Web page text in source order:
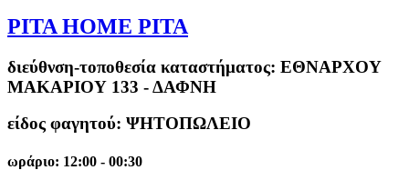
PITA HOME PITA
διεύθνση-τοποθεσία καταστήματος: ΕΘΝΑΡΧΟΥ
ΜΑΚΑΡΙΟΥ 133 - ΔΑΦΝΗ
είδος φαγητού: ΨΗΤΟΠΩΛΕΙΟ
ωράριο: 12:00 - 00:30